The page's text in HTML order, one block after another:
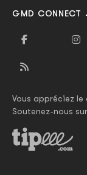
GMD CONNECT
Vous appréciez le
Soutenez-nous